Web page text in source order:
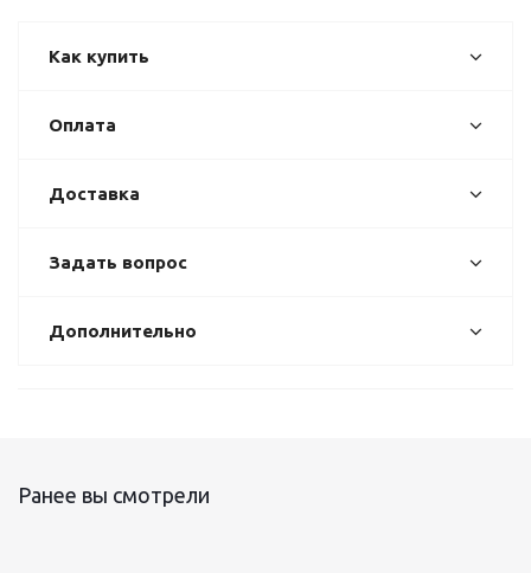
Как купить
Оплата
Доставка
Задать вопрос
Дополнительно
Ранее вы смотрели